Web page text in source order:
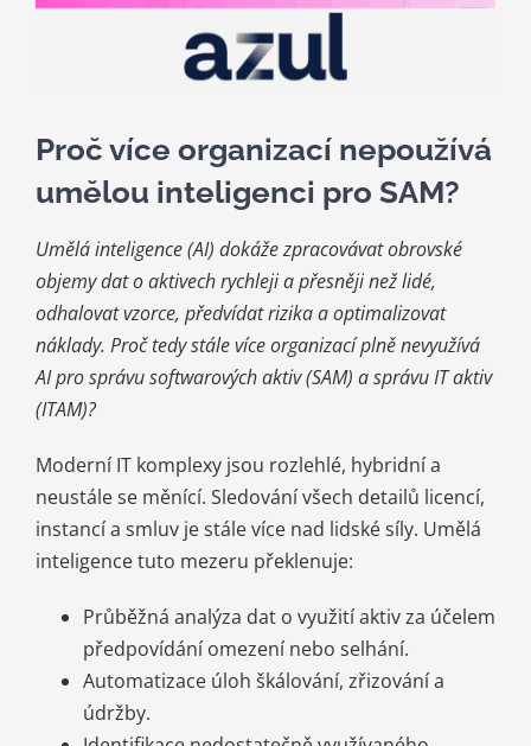
Proč více organizací nepoužívá
umělou inteligenci pro SAM?
Umělá inteligence (AI) dokáže zpracovávat obrovské
objemy dat o aktivech rychleji a přesněji než lidé,
odhalovat vzorce, předvídat rizika a optimalizovat
náklady. Proč tedy stále více organizací plně nevyužívá
AI pro správu softwarových aktiv (SAM) a správu IT aktiv
(ITAM)?
Moderní IT komplexy jsou rozlehlé, hybridní a
neustále se měnící. Sledování všech detailů licencí,
instancí a smluv je stále více nad lidské síly. Umělá
inteligence tuto mezeru překlenuje:
Průběžná analýza dat o využití aktiv za účelem
předpovídání omezení nebo selhání.
Automatizace úloh škálování, zřizování a
údržby.